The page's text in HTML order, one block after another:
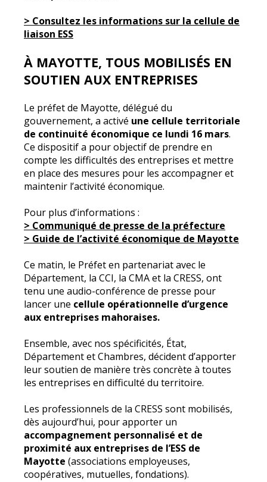
> Consultez les informations sur la cellule de
liaison ESS
À MAYOTTE, TOUS MOBILISÉS EN
SOUTIEN AUX ENTREPRISES
Le préfet de Mayotte, délégué du
gouvernement, a activé une cellule territoriale
de continuité économique ce lundi 16 mars.
Ce dispositif a pour objectif de prendre en
compte les difficultés des entreprises et mettre
en place des mesures pour les accompagner et
maintenir l’activité économique.
Pour plus d’informations :
> Communiqué de presse de la préfecture
> Guide de l’activité économique de Mayotte
Ce matin, le Préfet en partenariat avec le
Département, la CCI, la CMA et la CRESS, ont
tenu une audio-conférence de presse pour
lancer une cellule opérationnelle d’urgence
aux entreprises mahoraises.
Ensemble, avec nos spécificités, État,
Département et Chambres, décident d’apporter
leur soutien de manière très concrète à toutes
les entreprises en difficulté du territoire.
Les professionnels de la CRESS sont mobilisés,
dès aujourd’hui, pour apporter un
accompagnement personnalisé et de
proximité aux entreprises de l’ESS de
Mayotte (associations employeuses,
coopératives, mutuelles, fondations).